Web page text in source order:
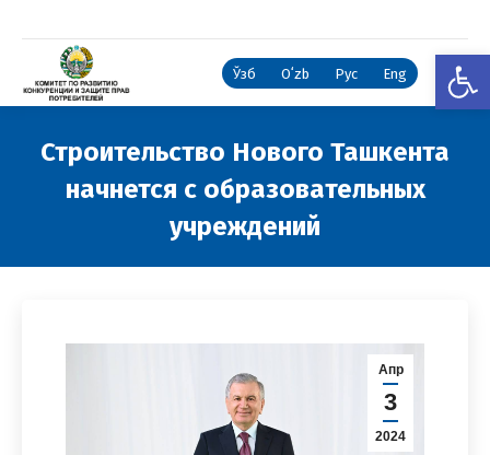
Ўзб Oʻzb Рус Eng
Строительство Нового Ташкента
начнется с образовательных
учреждений
Апр
3
2024